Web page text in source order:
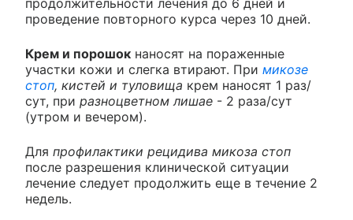
продолжительности лечения до 6 дней и
проведение повторного курса через 10 дней.
Крем и порошок наносят на пораженные
участки кожи и слегка втирают. При микозе
стоп, кистей и туловища крем наносят 1 раз/
сут, при разноцветном лишае - 2 раза/сут
(утром и вечером).
Для профилактики рецидива микоза стоп
после разрешения клинической ситуации
лечение следует продолжить еще в течение 2
недель.